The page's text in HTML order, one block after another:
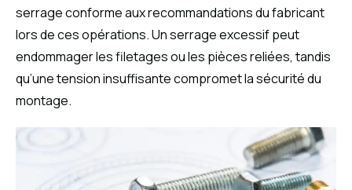
serrage conforme aux recommandations du fabricant
lors de ces opérations. Un serrage excessif peut
endommager les filetages ou les pièces reliées, tandis
qu’une tension insuffisante compromet la sécurité du
montage.